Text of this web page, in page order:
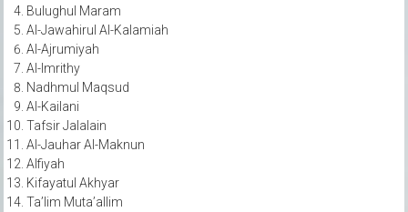
Bulughul Maram
Al-Jawahirul Al-Kalamiah
Al-Ajrumiyah
Al-Imrithy
Nadhmul Maqsud
Al-Kailani
Tafsir Jalalain
Al-Jauhar Al-Maknun
Alfiyah
Kifayatul Akhyar
Ta’lim Muta’allim